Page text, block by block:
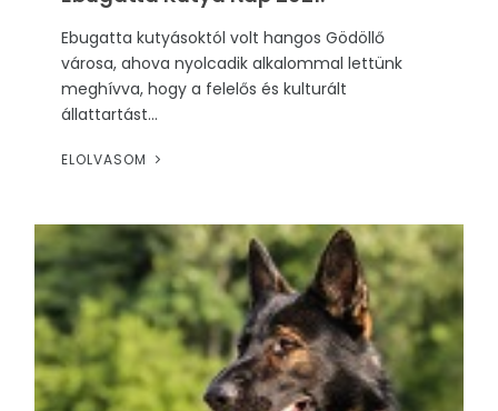
Ebugatta kutyásoktól volt hangos Gödöllő
városa, ahova nyolcadik alkalommal lettünk
meghívva, hogy a felelős és kulturált
állattartást...
ELOLVASOM